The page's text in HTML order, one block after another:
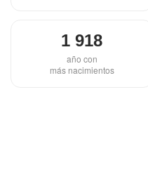
1 918
año con
más nacimientos